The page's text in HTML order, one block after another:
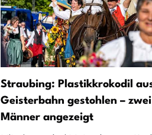
Straubing: Plastikkrokodil
Geisterbahn gestohlen – zwei
Männer angezeigt